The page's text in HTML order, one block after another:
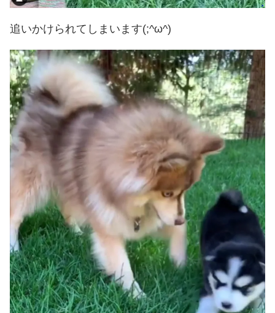
追いかけられてしまいます(;^ω^)